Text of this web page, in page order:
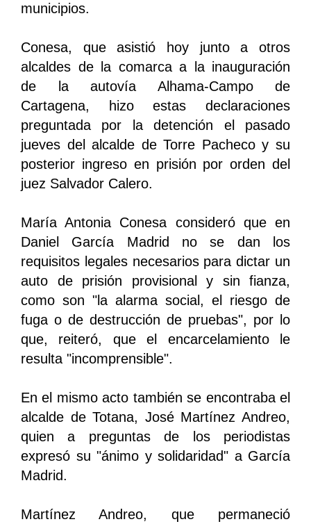
municipios.
Conesa, que asistió hoy junto a otros
alcaldes de la comarca a la inauguración
de la autovía Alhama-Campo de
Cartagena, hizo estas declaraciones
preguntada por la detención el pasado
jueves del alcalde de Torre Pacheco y su
posterior ingreso en prisión por orden del
juez Salvador Calero.
María Antonia Conesa consideró que en
Daniel García Madrid no se dan los
requisitos legales necesarios para dictar un
auto de prisión provisional y sin fianza,
como son "la alarma social, el riesgo de
fuga o de destrucción de pruebas", por lo
que, reiteró, que el encarcelamiento le
resulta "incomprensible".
En el mismo acto también se encontraba el
alcalde de Totana, José Martínez Andreo,
quien a preguntas de los periodistas
expresó su "ánimo y solidaridad" a García
Madrid.
Martínez Andreo, que permaneció